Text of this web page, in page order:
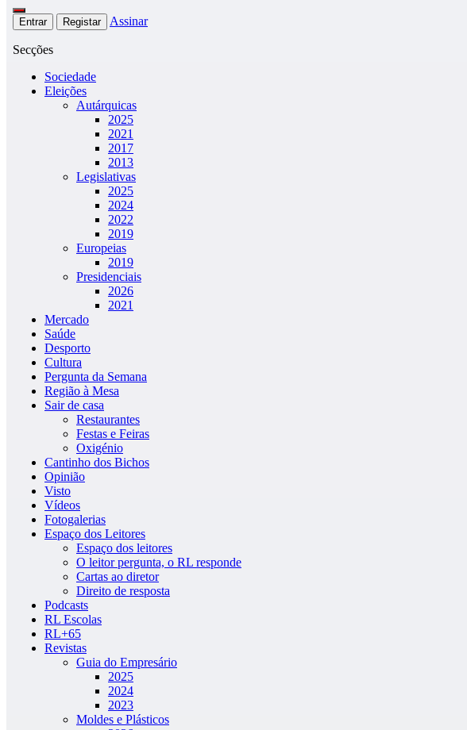
Entrar Registar Assinar
Secções
Sociedade
Eleições
Autárquicas
2025
2021
2017
2013
Legislativas
2025
2024
2022
2019
Europeias
2019
Presidenciais
2026
2021
Mercado
Saúde
Desporto
Cultura
Pergunta da Semana
Região à Mesa
Sair de casa
Restaurantes
Festas e Feiras
Oxigénio
Cantinho dos Bichos
Opinião
Visto
Vídeos
Fotogalerias
Espaço dos Leitores
Espaço dos leitores
O leitor pergunta, o RL responde
Cartas ao diretor
Direito de resposta
Podcasts
RL Escolas
RL+65
Revistas
Guia do Empresário
2025
2024
2023
Moldes e Plásticos